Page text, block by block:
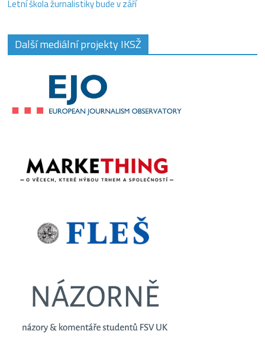
Letní škola žurnalistiky bude v září
Další mediální projekty IKSŽ